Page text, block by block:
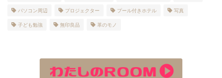
パソコン周辺 プロジェクター プール付きホテル 写真
子ども勉強 無印良品 革のモノ